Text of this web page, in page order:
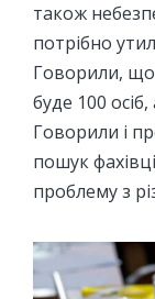
також
потрібно
Говорили, що
буде 100
Говорили і
пошук
проблему з